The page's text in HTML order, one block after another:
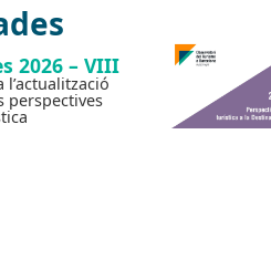
2026 – VIII
l’actualització
perspectives